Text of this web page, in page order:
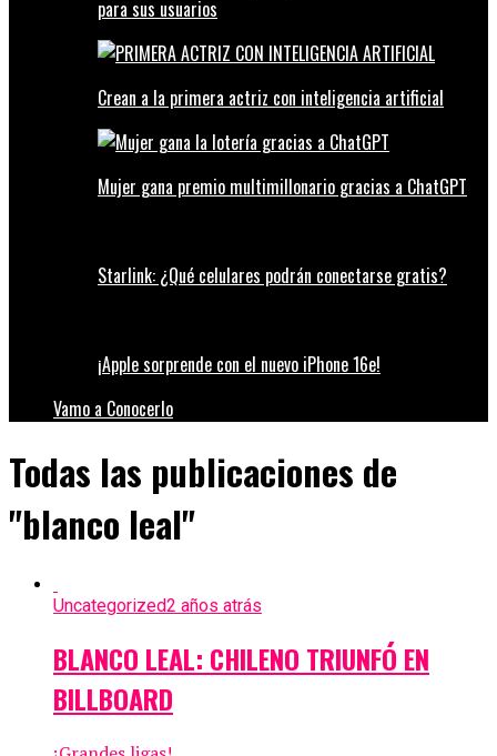
para sus usuarios
Crean a la primera actriz con inteligencia artificial
Mujer gana premio multimillonario gracias a ChatGPT
Starlink: ¿Qué celulares podrán conectarse gratis?
¡Apple sorprende con el nuevo iPhone 16e!
Vamo a Conocerlo
Todas las publicaciones de
"blanco leal"
Uncategorized2 años atrás
BLANCO LEAL: CHILENO TRIUNFÓ EN
BILLBOARD